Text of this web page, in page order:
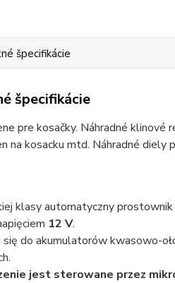
špecifikácie
špecifikácie
pre kosačky. Náhradné klinové
na kosacku mtd. Náhradné diely
klasy automatyczny prostownik
12 V.
się do akumulatorów kwasowo-
jest sterowane przez